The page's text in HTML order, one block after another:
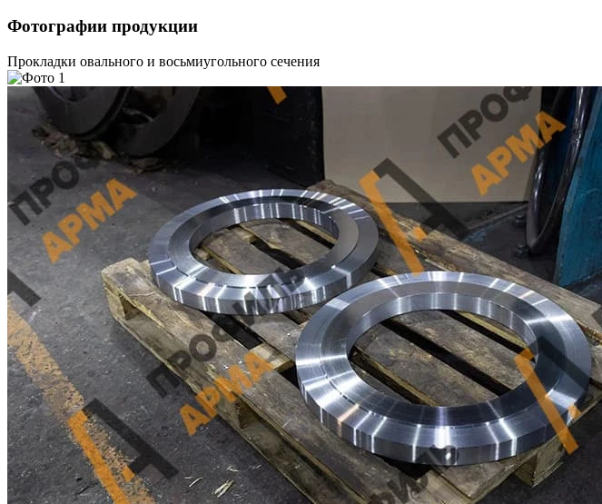
Фотографии продукции
Прокладки овального и восьмиугольного сечения